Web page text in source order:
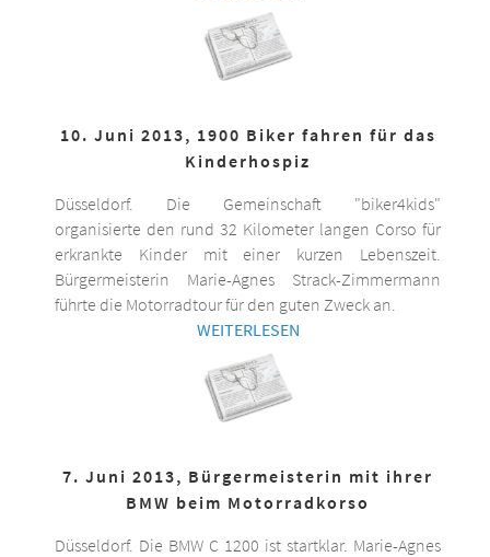
10. Juni 2013, 1900 Biker fahren für das
Kinderhospiz
Düsseldorf. Die Gemeinschaft "biker4kids"
organisierte den rund 32 Kilometer langen Corso für
erkrankte Kinder mit einer kurzen Lebenszeit.
Bürgermeisterin Marie-Agnes Strack-Zimmermann
führte die Motorradtour für den guten Zweck an.
WEITERLESEN
7. Juni 2013, Bürgermeisterin mit ihrer
BMW beim Motorradkorso
Düsseldorf. Die BMW C 1200 ist startklar. Marie-Agnes